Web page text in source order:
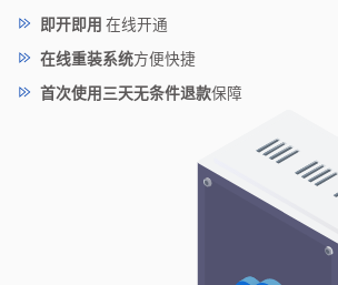
即开即用 在线开通
在线重装系统方便快捷
首次使用三天无条件退款保障